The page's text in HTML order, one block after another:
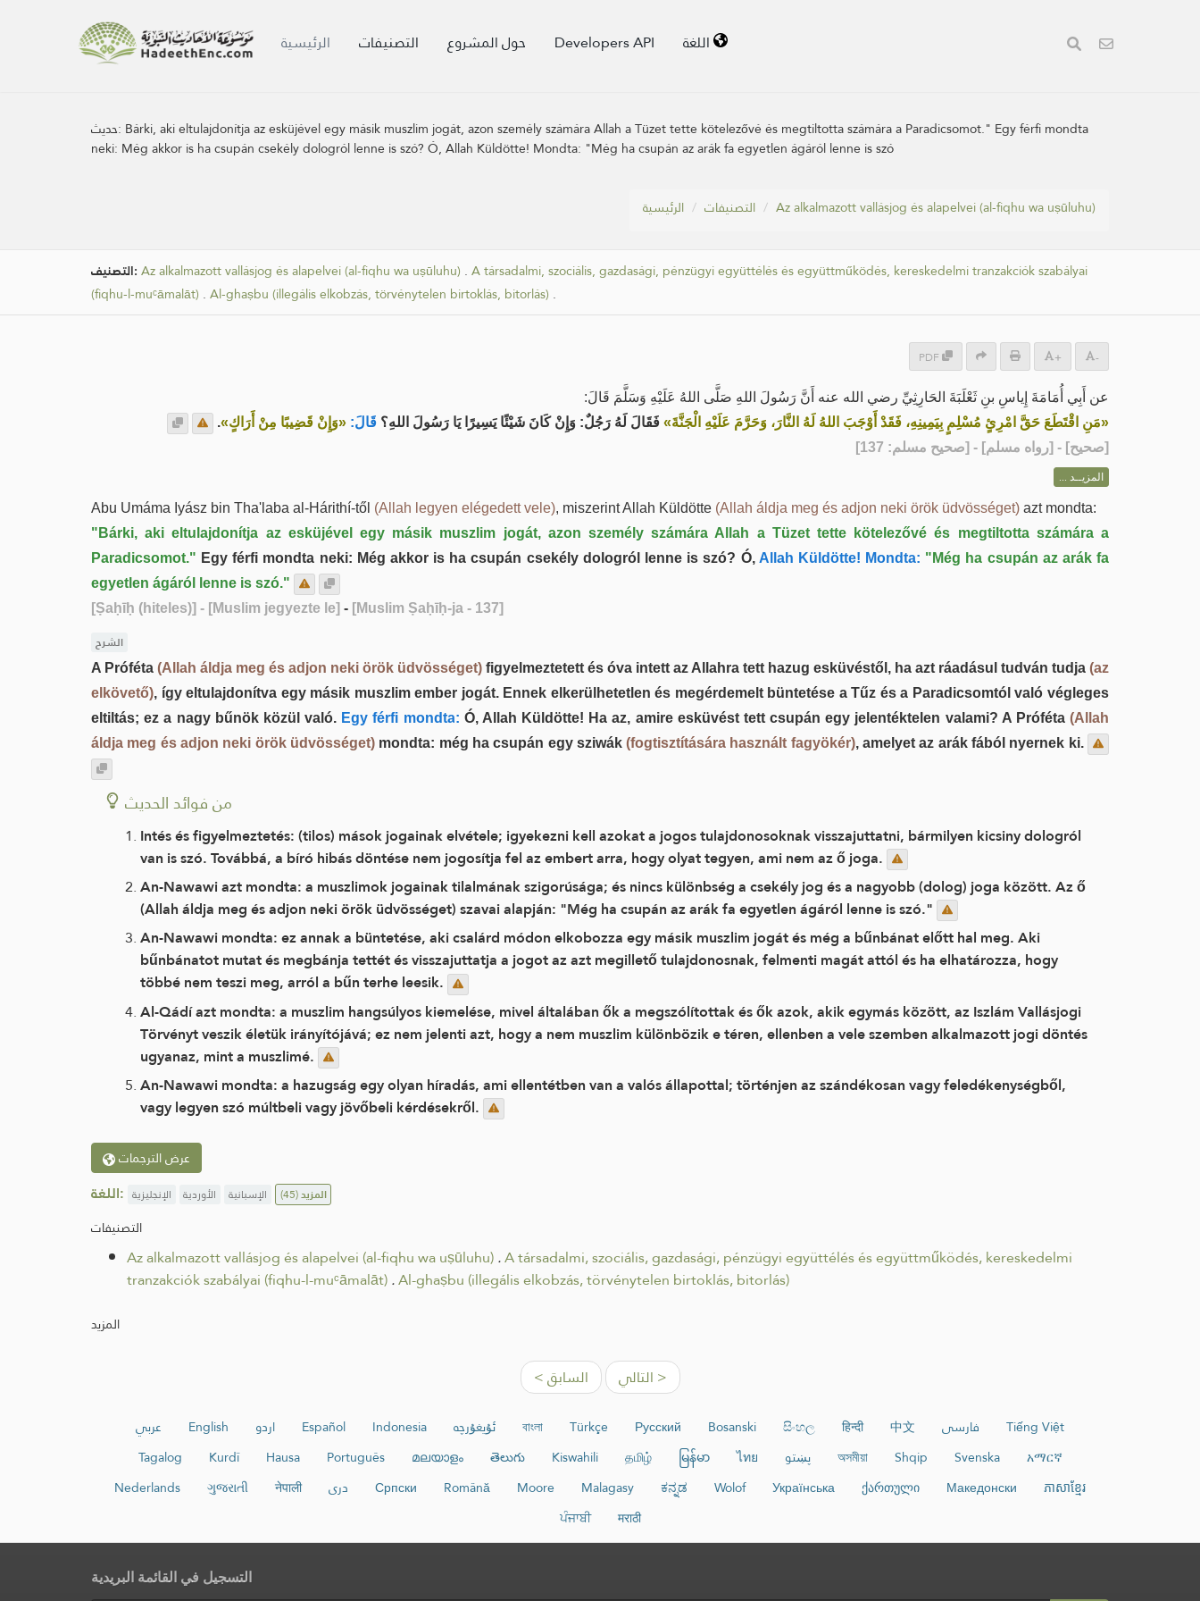
الرئيسية التصنيفات حول المشروع Developers API اللغة
حديث: Bárki, aki eltulajdonítja az esküjével egy másik muszlim jogát, azon személy számára Allah a Tüzet tette kötelezővé és megtiltotta számára a Paradicsomot." Egy férfi mondta
neki: Még akkor is ha csupán csekély dologról lenne is szó? Ó, Allah Küldötte! Mondta: "Még ha csupán az arák fa egyetlen ágáról lenne is szó
الرئيسية التصنيفات Az alkalmazott vallásjog és alapelvei (al-fiqhu wa uṣūluhu)
التصنيف: Az alkalmazott vallásjog és alapelvei (al-fiqhu wa uṣūluhu) . A társadalmi, szociális, gazdasági, pénzügyi együttélés és együttműködés, kereskedelmi tranzakciók szabályai
(fiqhu-l-muᶜāmalāt) . Al-ghaṣbu (illegális elkobzás, törvénytelen birtoklás, bitorlás) .
PDF + -
عن أَبِي أُمَامَةَ إِياسِ بنِ ثَعْلَبَةَ الحَارِثِيِّ رضي الله عنه أَنَّ رَسُولَ اللهِ صَلَّى اللهُ عَلَيْهِ وَسَلَّمَ قَالَ:
«مَنِ اقْتَطَعَ حَقَّ امْرِئٍ مُسْلِمٍ بِيَمِينِهِ، فَقَدْ أَوْجَبَ اللهُ لَهُ النَّارَ، وَحَرَّمَ عَلَيْهِ الْجَنَّةَ» فَقَالَ لَهُ رَجُلٌ: وَإِنْ كَانَ شَيْئًا يَسِيرًا يَا رَسُولَ اللهِ؟ قَالَ: «وَإِنْ قَضِيبًا مِنْ أَرَاكٍ».
[صحيح] - [رواه مسلم] - [صحيح مسلم: 137]
المزيــد ...
Abu Umáma Iyász bin Tha'laba al-Hárithí-től (Allah legyen elégedett vele), miszerint Allah Küldötte (Allah áldja meg és adjon neki örök üdvösséget) azt mondta:
"Bárki, aki eltulajdonítja az esküjével egy másik muszlim jogát, azon személy számára Allah a Tüzet tette kötelezővé és megtiltotta számára a
Paradicsomot." Egy férfi mondta neki: Még akkor is ha csupán csekély dologról lenne is szó? Ó,Allah Küldötte! Mondta: "Még ha csupán az arák fa
egyetlen ágáról lenne is szó."
[Ṣaḥīḥ (hiteles)] - [Muslim jegyezte le] - [Muslim Ṣaḥīḥ-ja - 137]
الشرح
A Próféta (Allah áldja meg és adjon neki örök üdvösséget) figyelmeztetett és óva intett az Allahra tett hazug esküvéstől, ha azt ráadásul tudván tudja (az
elkövető), így eltulajdonítva egy másik muszlim ember jogát. Ennek elkerülhetetlen és megérdemelt büntetése a Tűz és a Paradicsomtól való végleges
eltiltás; ez a nagy bűnök közül való. Egy férfi mondta: Ó, Allah Küldötte! Ha az, amire esküvést tett csupán egy jelentéktelen valami? A Próféta (Allah
áldja meg és adjon neki örök üdvösséget)mondta: még ha csupán egy sziwák(fogtisztítására használt fagyökér), amelyet az arák fából nyernek ki.
من فوائد الحديث
Intés és figyelmeztetés: (tilos) mások jogainak elvétele; igyekezni kell azokat a jogos tulajdonosoknak visszajuttatni, bármilyen kicsiny dologról
van is szó. Továbbá, a bíró hibás döntése nem jogosítja fel az embert arra, hogy olyat tegyen, ami nem az ő joga.
An-Nawawi azt mondta: a muszlimok jogainak tilalmának szigorúsága; és nincs különbség a csekély jog és a nagyobb (dolog) joga között. Az ő
(Allah áldja meg és adjon neki örök üdvösséget) szavai alapján: "Még ha csupán az arák fa egyetlen ágáról lenne is szó."
An-Nawawi mondta: ez annak a büntetése, aki csalárd módon elkobozza egy másik muszlim jogát és még a bűnbánat előtt hal meg. Aki
bűnbánatot mutat és megbánja tettét és visszajuttatja a jogot az azt megillető tulajdonosnak, felmenti magát attól és ha elhatározza, hogy
többé nem teszi meg, arról a bűn terhe leesik.
Al-Qádí azt mondta: a muszlim hangsúlyos kiemelése, mivel általában ők a megszólítottak és ők azok, akik egymás között, az Iszlám Vallásjogi
Törvényt veszik életük irányítójává; ez nem jelenti azt, hogy a nem muszlim különbözik e téren, ellenben a vele szemben alkalmazott jogi döntés
ugyanaz, mint a muszlimé.
An-Nawawi mondta: a hazugság egy olyan híradás, ami ellentétben van a valós állapottal; történjen az szándékosan vagy feledékenységből,
vagy legyen szó múltbeli vagy jövőbeli kérdésekről.
عرض الترجمات
اللغة: الإنجليزية الأوردية الإسبانية المزيد(45)
التصنيفات
Az alkalmazott vallásjog és alapelvei (al-fiqhu wa uṣūluhu).A társadalmi, szociális, gazdasági, pénzügyi együttélés és együttműködés, kereskedelmi
tranzakciók szabályai (fiqhu-l-muᶜāmalāt).Al-ghaṣbu (illegális elkobzás, törvénytelen birtoklás, bitorlás)
المزيد
< السابق التالي >
عربي English اردو Español Indonesia ئۇيغۇرچە বাংলা Türkçe Русский Bosanski සිංහල हिन्दी 中文 فارسی
Tiếng Việt
Tagalog
Kurdî Hausa Português മലയാളം తెలుగు Kiswahili தமிழ் မြန်မာ ไทย پښتو অসমীয়া Shqip Svenska
አማርኛ
Nederlands
ગુજરાતી नेपाली دری Српски Română Moore Malagasy ಕನ್ನಡ Wolof Українська ქართული Македонски
ភាសាខ្មែរ
ਪੰਜਾਬੀ
मराठी
التسجيل في القائمة البريدية